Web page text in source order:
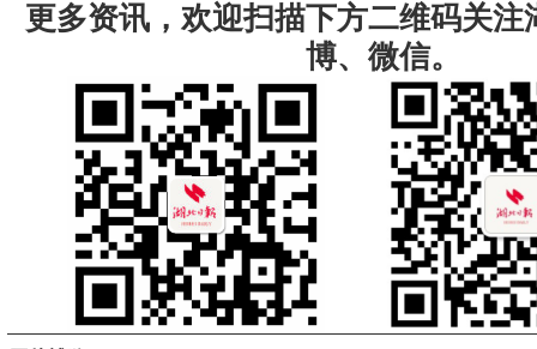
更多资讯，欢迎扫描下方二维码关注
博、微信。